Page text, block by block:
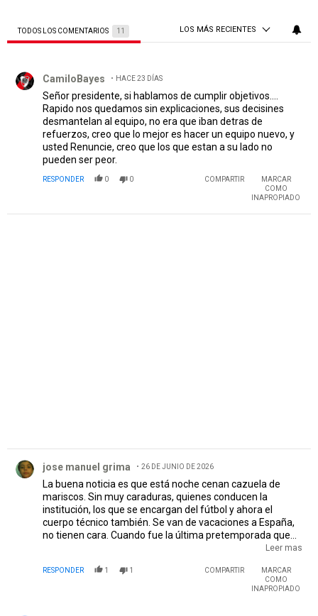
TODOS LOS COMENTARIOS 11 LOS MÁS RECIENTES
CamiloBayes HACE 23 DÍAS
Señor presidente, si hablamos de cumplir objetivos....
Rapido nos quedamos sin explicaciones, sus decisines
desmantelan al equipo, no era que iban detras de
refuerzos, creo que lo mejor es hacer un equipo nuevo, y
usted Renuncie, creo que los que estan a su lado no
pueden ser peor.
RESPONDER 0 0 COMPARTIR
MARCAR
COMO
INAPROPIADO
jose manuel grima 26 DE JUNIO DE 2026
La buena noticia es que está noche cenan cazuela de
mariscos. Sin muy caraduras, quienes conducen la
institución, los que se encargan del fútbol y ahora el
cuerpo técnico también. Se van de vacaciones a España,
no tienen cara. Cuando fue la última pretemporada que
River la hizo con la mitad del plantel? No debe haber
derecho con la pera contra un paredón.
Leer mas
RESPONDER 1 1 COMPARTIR
MARCAR
COMO
INAPROPIADO